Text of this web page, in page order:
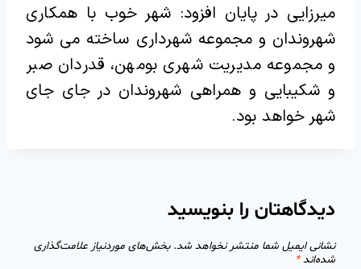
میرزایی در پایان افزود: شهر خوب با همکاری
شهروندان و مجموعه شهرداری ساخته می شود
و مجموعه مدیریت شهری بومهن، قدردان صبر
و شکیبایی و همراهی شهروندان در جای جای
شهر خواهد بود.
دیدگاهتان را بنویسید
نشانی ایمیل شما منتشر نخواهد شد. بخش‌های موردنیاز علامت‌گذاری
شده‌اند*